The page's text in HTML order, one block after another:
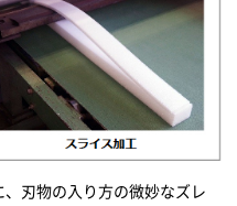
刃物の入り方の微妙なズレ